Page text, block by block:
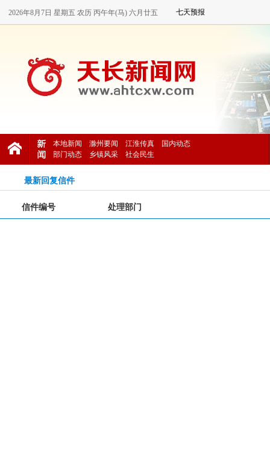
2026年8月7日 星期五 农历 丙午年(马) 六月廿五
本地新闻 滁州要闻 江淮传真
国内动态
部门动态
乡镇风采 社会民生
最新回复信件
信件编号 处理部门